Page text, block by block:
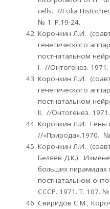
cells. //Folia
№ 1. Р.19-24.
Корочкин Л.И.
генетического
постнатальном
I. //Онтогенез.
Корочкин Л.И.
генетического
постнатальном
II. //Онтогенез.
Корочкин Л.И. Гены
//«Природа».1970.
Корочкин Л.И.
Беляев Д.К.).
больших пирамидах
постнатальном
СССР. 1971. Т. 107. №
Свиридов С.М.,